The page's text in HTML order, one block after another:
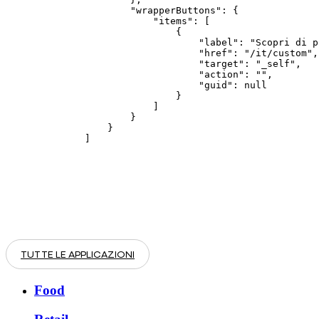
        "wrapperButtons": {
            "items": [
                {
"label": "Scopri di
                    "href": "/it/custom",
                    "target": "_self",
                    "action": "",
                    "guid": null
                }
            ]
        }
    }
]
TUTTE LE APPLICAZIONI
Food